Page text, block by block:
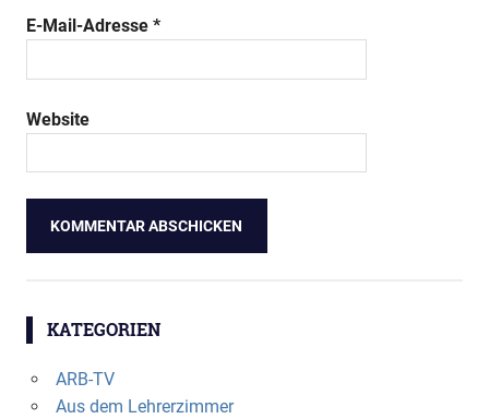
E-Mail-Adresse *
Website
KATEGORIEN
ARB-TV
Aus dem Lehrerzimmer